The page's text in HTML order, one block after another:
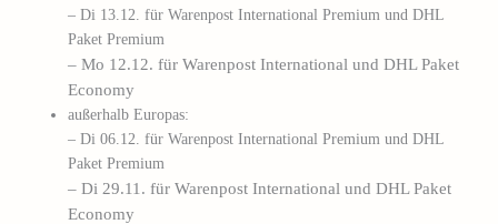
– Di 13.12. für Warenpost International Premium und DHL
Paket Premium
– Mo 12.12. für Warenpost International und DHL Paket
Economy
außerhalb Europas:
– Di 06.12. für Warenpost International Premium und DHL
Paket Premium
– Di 29.11. für Warenpost International und DHL Paket
Economy